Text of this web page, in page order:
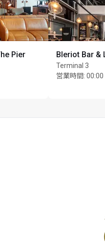
Cardholders must present a
if the final bill is lower
person. Any remaining
day & access to the
Using entitlements
Pier Bleriot Bar &
Terminal 3
営業時間: 00:00